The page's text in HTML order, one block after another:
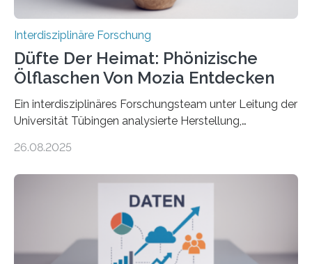
Interdisziplinäre Forschung
Düfte Der Heimat: Phönizische
Ölflaschen Von Mozia Entdecken
Ein interdisziplinäres Forschungsteam unter Leitung der
Universität Tübingen analysierte Herstellung,
aus der phönizischen Siedlung Mozia, vor der Küste
Rolle von Düften für die Identitätsbildung, die
Erinnerungskultur sowie den interkulturellen Austausch
im Mittelmeerraum der Eisenzeit. Zum ersten Mal hat
ein interdisziplinäres Forscherteam eine umfassende
26.08.2025